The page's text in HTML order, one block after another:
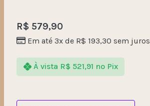
R$ 579,90
Em até 3x de R$ 193,30 sem juros
À vista R$ 521,91 no Pix